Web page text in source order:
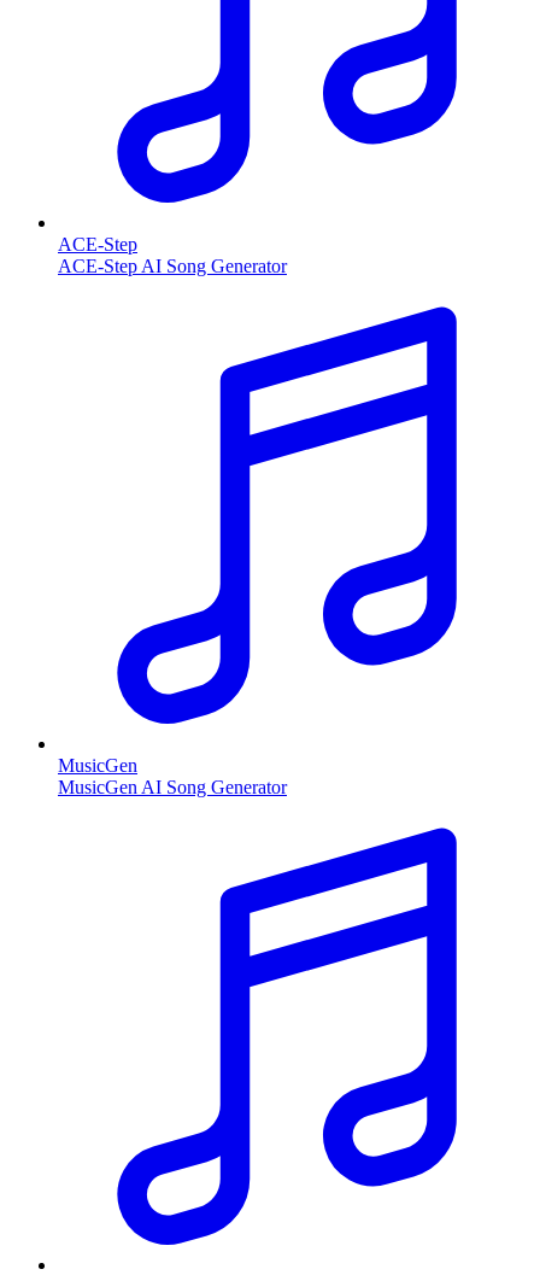
ACE-Step
ACE-Step AI Song Generator
MusicGen
MusicGen AI Song Generator